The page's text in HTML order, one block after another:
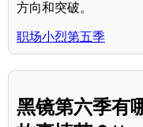
方向和突破。
职场小烈第五季
黑镜第六季有